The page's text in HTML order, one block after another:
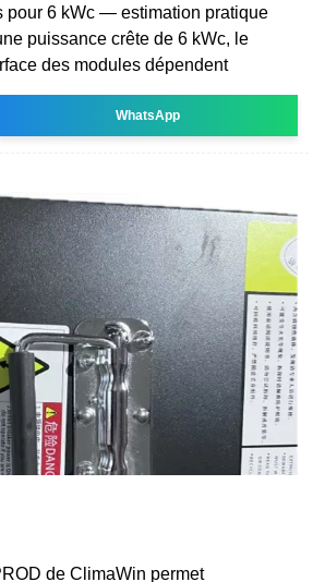
pour 6 kWc — estimation pratique
puissance crête de 6 kWc, le
des modules dépendent
WhatsApp
de ClimaWin permet